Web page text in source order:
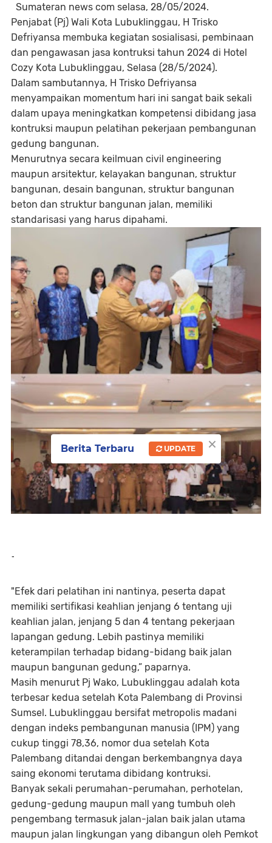
Sumateran news com selasa, 28/05/2024.
Penjabat (Pj) Wali Kota Lubuklinggau, H Trisko
Defriyansa membuka kegiatan sosialisasi, pembinaan
dan pengawasan jasa kontruksi tahun 2024 di Hotel
Cozy Kota Lubuklinggau, Selasa (28/5/2024).
Dalam sambutannya, H Trisko Defriyansa
menyampaikan momentum hari ini sangat baik sekali
dalam upaya meningkatkan kompetensi dibidang jasa
kontruksi maupun pelatihan pekerjaan pembangunan
gedung bangunan.
Menurutnya secara keilmuan civil engineering
maupun arsitektur, kelayakan bangunan, struktur
bangunan, desain bangunan, struktur bangunan
beton dan struktur bangunan jalan, memiliki
standarisasi yang harus dipahami.
-
"Efek dari pelatihan ini nantinya, peserta dapat
memiliki sertifikasi keahlian jenjang 6 tentang uji
keahlian jalan, jenjang 5 dan 4 tentang pekerjaan
lapangan gedung. Lebih pastinya memiliki
keterampilan terhadap bidang-bidang baik jalan
maupun bangunan gedung,” paparnya.
Masih menurut Pj Wako, Lubuklinggau adalah kota
terbesar kedua setelah Kota Palembang di Provinsi
Sumsel. Lubuklinggau bersifat metropolis madani
dengan indeks pembangunan manusia (IPM) yang
cukup tinggi 78,36, nomor dua setelah Kota
Palembang ditandai dengan berkembangnya daya
saing ekonomi terutama dibidang kontruksi.
Banyak sekali perumahan-perumahan, perhotelan,
gedung-gedung maupun mall yang tumbuh oleh
pengembang termasuk jalan-jalan baik jalan utama
maupun jalan lingkungan yang dibangun oleh Pemkot
×
Berita Terbaru UPDATE